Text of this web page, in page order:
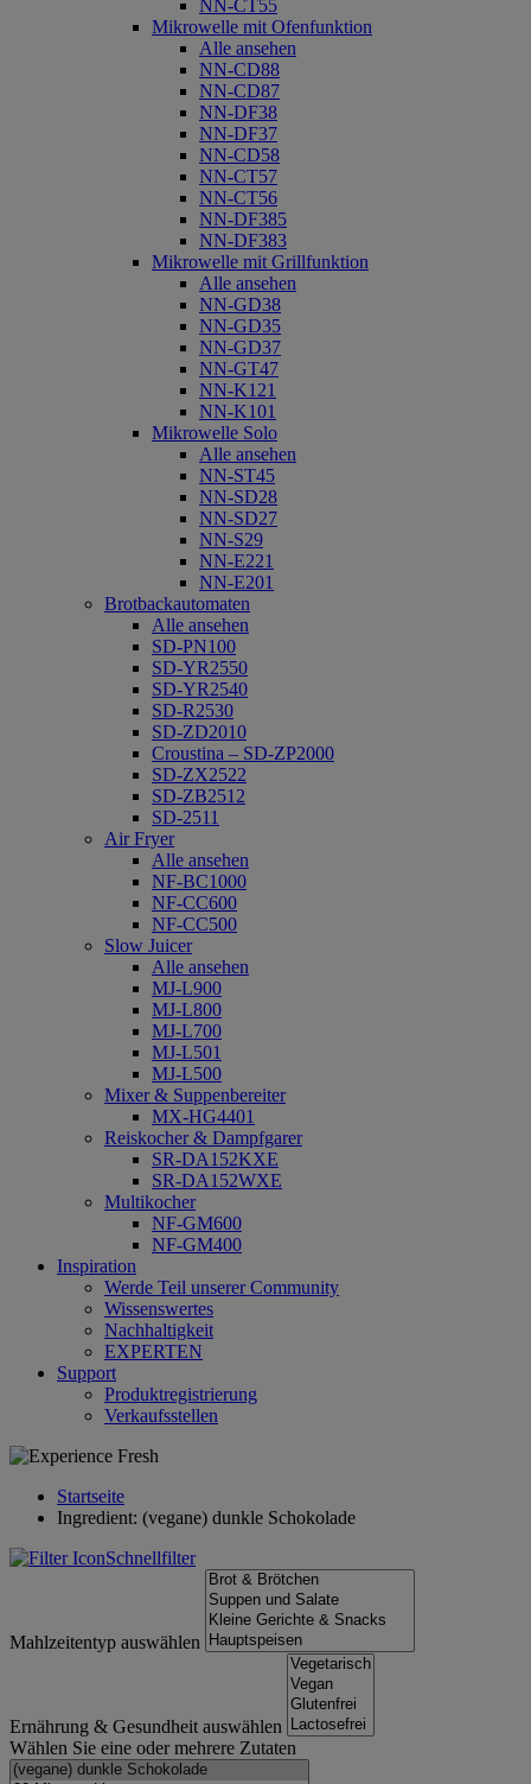
NN-CT55
Mikrowelle mit Ofenfunktion
Alle ansehen
NN-CD88
NN-CD87
NN-DF38
NN-DF37
NN-CD58
NN-CT57
NN-CT56
NN-DF385
NN-DF383
Mikrowelle mit Grillfunktion
Alle ansehen
NN-GD38
NN-GD35
NN-GD37
NN-GT47
NN-K121
NN-K101
Mikrowelle Solo
Alle ansehen
NN-ST45
NN-SD28
NN-SD27
NN-S29
NN-E221
NN-E201
Brotbackautomaten
Alle ansehen
SD-PN100
SD-YR2550
SD-YR2540
SD-R2530
SD-ZD2010
Croustina – SD-ZP2000
SD-ZX2522
SD-ZB2512
SD-2511
Air Fryer
Alle ansehen
NF-BC1000
NF-CC600
NF-CC500
Slow Juicer
Alle ansehen
MJ-L900
MJ-L800
MJ-L700
MJ-L501
MJ-L500
Mixer & Suppenbereiter
MX-HG4401
Reiskocher & Dampfgarer
SR-DA152KXE
SR-DA152WXE
Multikocher
NF-GM600
NF-GM400
Inspiration
Werde Teil unserer Community
Wissenswertes
Nachhaltigkeit
EXPERTEN
Support
Produktregistrierung
Verkaufsstellen
Startseite
Ingredient: (vegane) dunkle Schokolade
Schnellfilter
Mahlzeitentyp auswählen
Ernährung & Gesundheit auswählen
Wählen Sie eine oder mehrere Zutaten